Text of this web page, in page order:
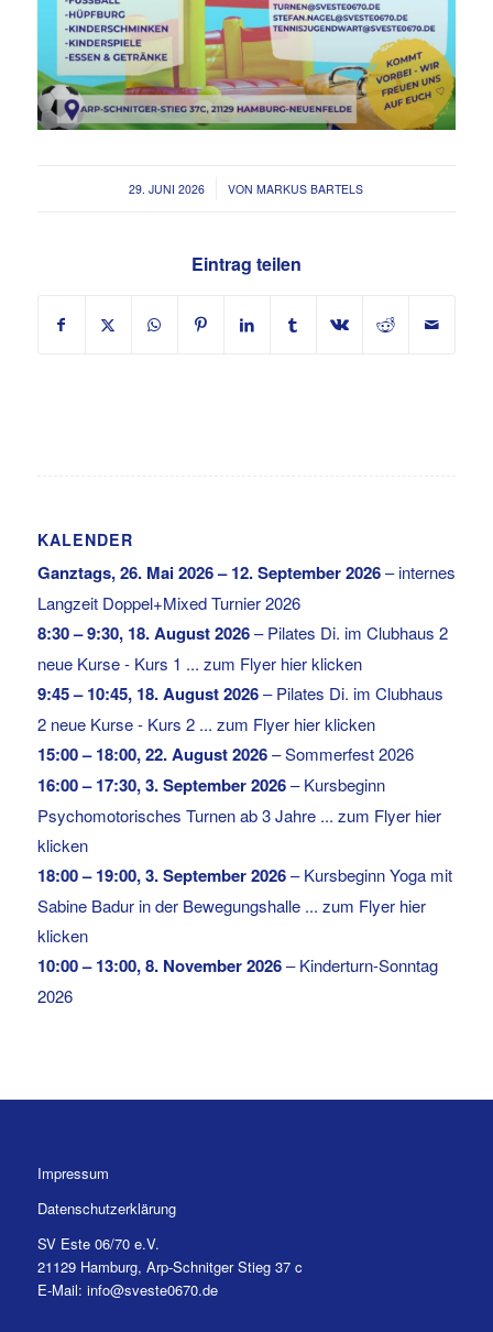
29. JUNI 2026
/ VONMARKUS BARTELS
Eintrag teilen
KALENDER
Ganztags,26. Mai 2026– 12. September 2026–internes
Langzeit Doppel+Mixed Turnier 2026
8:30– 9:30, 18. August 2026–Pilates Di. im Clubhaus 2
neue Kurse - Kurs 1 ... zum Flyer hier klicken
9:45– 10:45, 18. August 2026–Pilates Di. im Clubhaus
2 neue Kurse - Kurs 2 ... zum Flyer hier klicken
15:00– 18:00,22. August 2026–Sommerfest 2026
16:00– 17:30,3. September 2026–Kursbeginn
Psychomotorisches Turnen ab 3 Jahre ... zum Flyer hier
klicken
18:00– 19:00,3. September 2026–Kursbeginn Yoga mit
Sabine Badur in der Bewegungshalle ... zum Flyer hier
klicken
10:00– 13:00,8. November 2026–Kinderturn-Sonntag
2026
Impressum
Datenschutzerklärung
SV Este 06/70 e.V.
21129 Hamburg, Arp-Schnitger Stieg 37 c
E-Mail: info@sveste0670.de